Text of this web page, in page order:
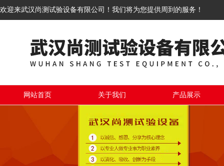
欢迎来武汉尚测试验设备有限公司！我们将为您提供周到的服务！
网站首页 关于我们 产品展示